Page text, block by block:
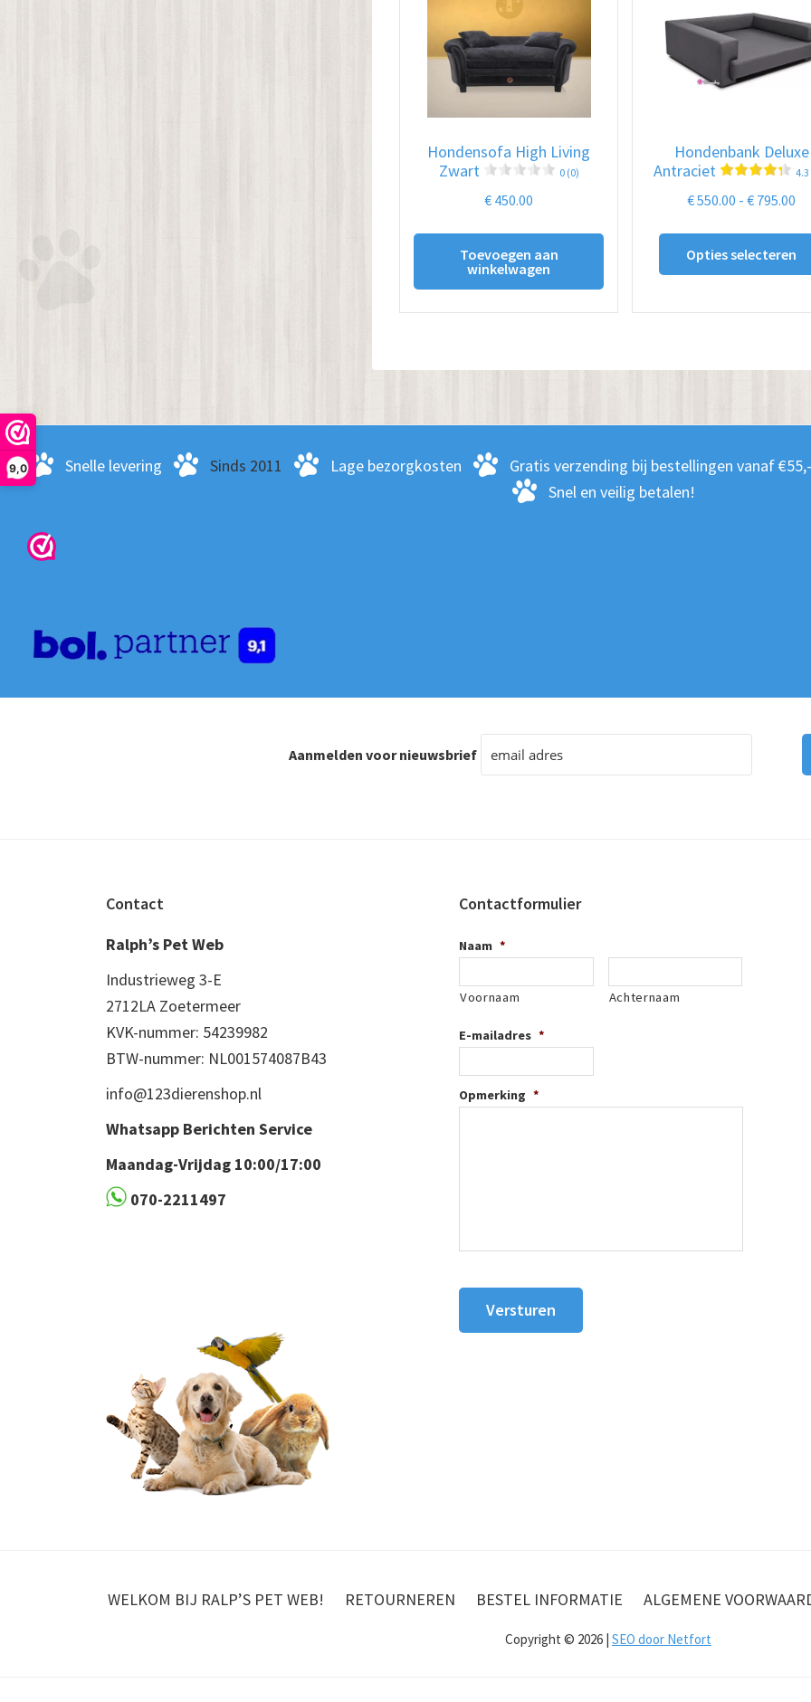
9,0
Hondensofa High Living
Zwart
0 (0)
€ 450.00
Toevoegen aan
winkelwagen
Hondenbank Deluxe
Antraciet
4.3
€550.00 - € 795.00
Opties selecteren
Snelle levering Sinds 2011 Lage bezorgkosten Gratis verzending bij bestellingen vanaf €55,-
Snel en veilig betalen!
Aanmelden voor nieuwsbrief
Contact
Ralph’s Pet Web
Industrieweg 3-E
2712LA Zoetermeer
KVK-nummer: 54239982
BTW-nummer: NL001574087B43
info@123dierenshop.nl
Whatsapp Berichten Service
Maandag-Vrijdag 10:00/17:00
070-2211497
Contactformulier
Naam *
Voornaam Achternaam
E-mailadres *
Opmerking *
WELKOM BIJ RALP’S PET WEB! RETOURNEREN BESTEL INFORMATIE ALGEMENE
Copyright © 2026 | SEO door Netfort